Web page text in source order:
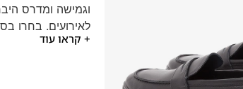
וגמישה ומדרס
לאירועים. בחרו
+ קראו עוד